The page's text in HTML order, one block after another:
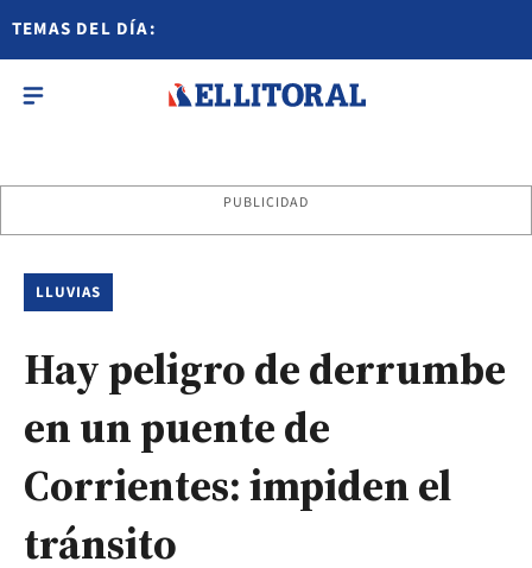
TEMAS DEL DÍA:
PUBLICIDAD
LLUVIAS
Hay peligro de derrumbe
en un puente de
Corrientes: impiden el
tránsito